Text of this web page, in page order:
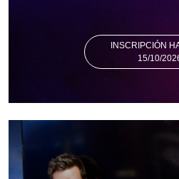
INSCRIPCIÓN
15/10/